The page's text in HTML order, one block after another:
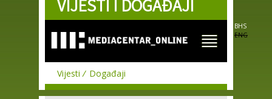
Skip to
main
VIJESTI I DOGAĐAJI
BHS
ENG
Vijesti Događaji